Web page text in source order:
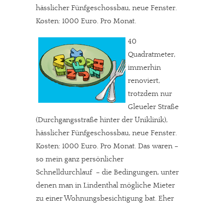
hässlicher Fünfgeschossbau, neue Fenster.
Kosten: 1000 Euro. Pro Monat.
40
Quadratmeter,
immerhin
renoviert,
trotzdem nur
Gleueler Straße
(Durchgangsstraße hinter der Uniklinik),
hässlicher Fünfgeschossbau, neue Fenster.
Kosten: 1000 Euro. Pro Monat. Das waren –
so mein ganz persönlicher
Schnelldurchlauf – die Bedingungen, unter
denen man in Lindenthal mögliche Mieter
zu einer Wohnungsbesichtigung bat. Eher